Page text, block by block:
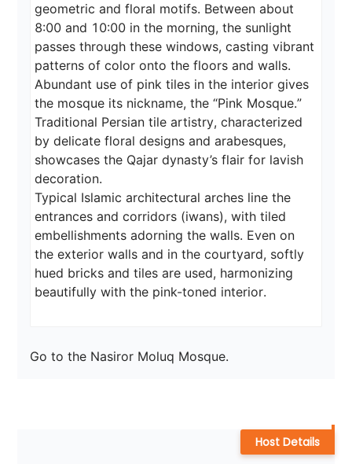
geometric and floral motifs. Between about
8:00 and 10:00 in the morning, the sunlight
passes through these windows, casting vibrant
patterns of color onto the floors and walls.
Abundant use of pink tiles in the interior gives
the mosque its nickname, the “Pink Mosque.”
Traditional Persian tile artistry, characterized
by delicate floral designs and arabesques,
showcases the Qajar dynasty’s flair for lavish
decoration.
Typical Islamic architectural arches line the
entrances and corridors (iwans), with tiled
embellishments adorning the walls. Even on
the exterior walls and in the courtyard, softly
hued bricks and tiles are used, harmonizing
Go to the Nasiror Moluq Mosque.
Host Details